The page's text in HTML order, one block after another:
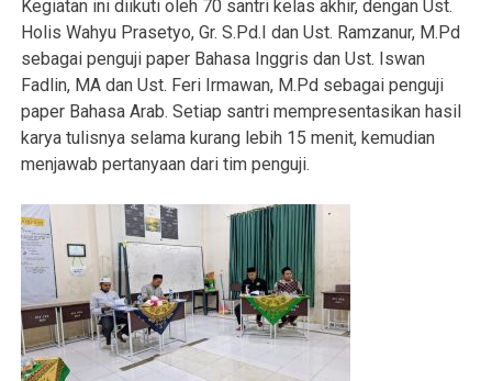
Kegiatan ini diikuti oleh 70 santri kelas akhir, dengan Ust.
Holis Wahyu Prasetyo, Gr. S.Pd.I dan Ust. Ramzanur, M.Pd
sebagai penguji paper Bahasa Inggris dan Ust. Iswan
Fadlin, MA dan Ust. Feri Irmawan, M.Pd sebagai penguji
paper Bahasa Arab. Setiap santri mempresentasikan hasil
karya tulisnya selama kurang lebih 15 menit, kemudian
menjawab pertanyaan dari tim penguji.